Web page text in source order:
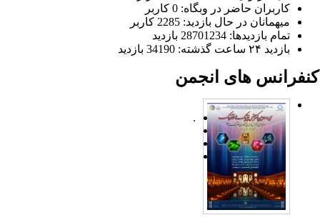
کاربران حاضر در وبگاه: 0 کاربر
میهمانان در حال بازدید: 2285 کاربر
تمام بازدید‌ها: 28701234 بازدید
بازدید ۲۴ ساعت گذشته: 34190 بازدید
های انجمن
.